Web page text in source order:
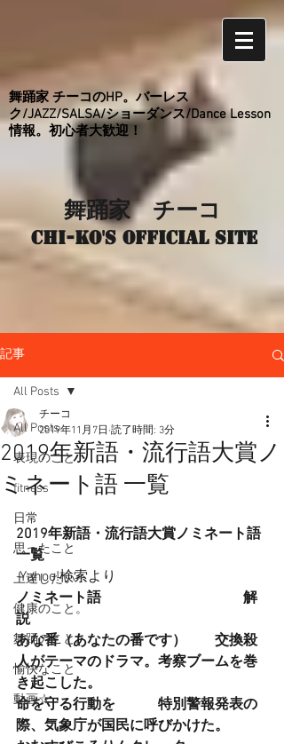
舞踊家 チーコのHP。バーレス
ク/JAZZ/SALSA/ショーダンス/Dance Lesson
情報。初心者大歓迎！
舞踊家 チーコ
Chi-ko's Official site
記事
All Posts
表現のこと
fitness
日常
思ったこと
上達したい！
健康のこと。
舞踊のこと。
愉快なこと
動画☆
All Posts
2019年新語・流行語大賞ノ
ミネート語 一覧
チーコ
2019年11月7日 読了時間: 3分
2019年新語・流行語大賞ノミネート語
一覧
-Yahoo!検索より
ノミネート語    　　　　　　　　　解
説
あな番（あなたの番です）   　 交換殺
人がテーマのドラマ。考察ブームを巻
き起こした。
命を守る行動を   　　 特別警報発表の
際、気象庁が国民に呼びかけた。